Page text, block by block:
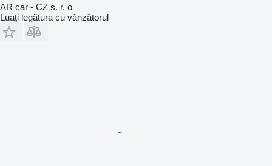
AR car - CZ s. r. o
Luați legătura cu vânzătorul